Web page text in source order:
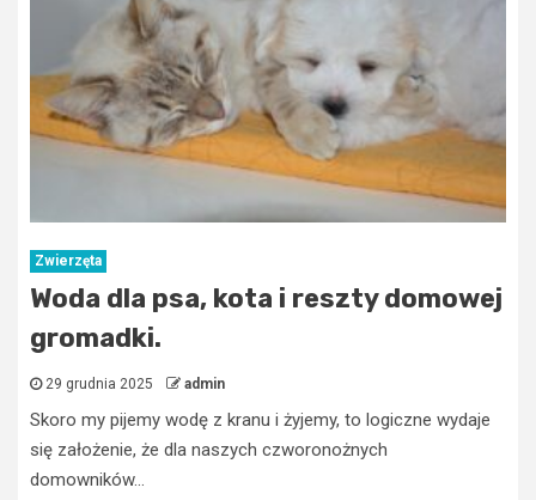
Zwierzęta
Woda dla psa, kota i reszty domowej
gromadki.
29 grudnia 2025 admin
Skoro my pijemy wodę z kranu i żyjemy, to logiczne wydaje
się założenie, że dla naszych czworonożnych
domowników...